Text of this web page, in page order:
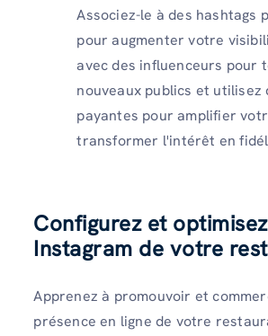
Associez-le à des hashtags
pour augmenter votre
avec des influenceurs pour
nouveaux publics et utilisez
payantes pour amplifier
transformer l'intérêt en
Configurez et
Instagram de votre
Apprenez à promouvoir et
présence en ligne de votre